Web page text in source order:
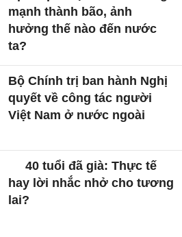
mạnh thành bão, ảnh
hưởng thế nào đến nước
ta?
Bộ Chính trị ban hành Nghị
quyết về công tác người
Việt Nam ở nước ngoài
40 tuổi đã già: Thực tế
hay lời nhắc nhở cho tương
lai?